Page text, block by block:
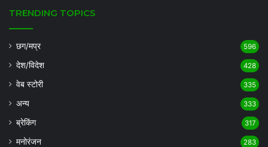
TRENDING TOPICS
छग/मप्र 596
देश/विदेश 428
वेब स्टोरी 335
अन्य 333
ब्रेकिंग 317
मनोरंजन 283